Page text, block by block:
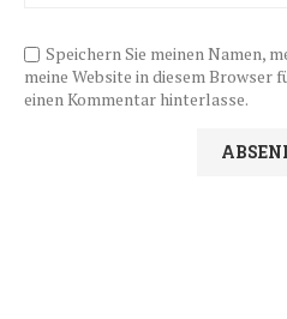
Speichern Sie meinen Namen,
meine Website in diesem Browser
einen Kommentar hinterlasse.